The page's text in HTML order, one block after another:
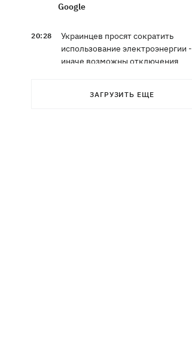
Google
20:28
Украинцев просят сократить
использование электроэнергии -
иначе возможны отключения
Тайский футболист погиб от удара
ЗАГРУЗИТЬ ЕЩЕ